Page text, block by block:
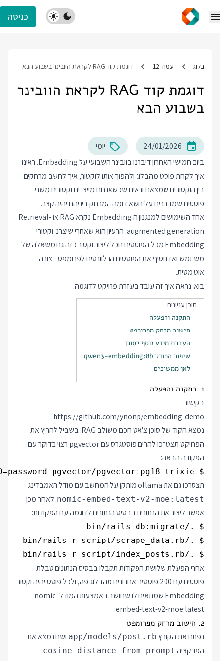
כניסה
בלוג עמוד 12 דוגמת קוד RAG לקראת הוובינר בשבוע הבא
דוגמת קוד RAG לקראת הוובינר
בשבוע הבא
24/01/2026
יומי
ביום חמישי האחרון דיברנו בוובינר השבועי על Embedding. ראינו
איך לקחת פוסט מהבלוג ולהפוך אותו לוקטור, איך לחשב מרחקים
בין הוקטורים שמצאנו וראינו שכשאנחנו מייצרים וקטורים משני
פוסטים שמדברים על נושא דומה המרחק ביניהם יהיה קצר.
אחד השימושים למנגנון ה Embedding נקרא RAG או Retrieval-
augmented generation. הרעיון הוא שאחרי שיצרנו וקטורי
Embedding מכל הפוסטים נוכל ליצור וקטור כזה גם משאלה של
משתמש ואז נוסיף את הפוסטים הרלוונטים לפרומפט בצורה
אוטומטית.
בואו נראה איך זה עובד בעזרת פרויקט לדוגמה.
תוכן עניינים
התקנה והפעלה
חישוב מרחק מפרומפט
העברת מידע נוסף לסוכן
שיפור המודל qwen3-embedding:8b
לאן ממשיכים
1. התקנה והפעלה
בקישור:
https://github.com/ynonp/embedding-demo
נמצא הקוד של סוכן צ'אט חכם משולב RAG. בשביל להריץ את
הפרויקט תצטרכו להרים פוסטגרס עם pgvector רצוי בדוקר עם
הפקודה הבאה:
$ docker run --rm -p 5454:5432 -e POSTGRES_PASSWORD=password pgvector/pgvector:pg18-trixie
תצטרכו גם את ollama מותקן על המחשב עם מודל האמבדינג
nomic-embed-text-v2-moe:latest. לאחר מכן
אפשר ליצור את הנתונים בבסיס הנתונים לדוגמה עם הפקודות:
$ ./bin/rails r script/index_posts.rb
אחרי הפעלת שלושת הפקודות תקבלו בבסיס הנתונים טבלת
פוסטים עם 200 פוסטים אחרונים מהבלוג פה, ולכל פוסט יהיה וקטור
Embedding שמתאים לו שחושב באמצעות המודל nomic-
embed-text-v2-moe:latest.
2. חישוב מרחק מפרומפט
נפתח את הקובץ app/models/post.rb ושם נמצא את
הפונקציה cosine_distance_from_prompt
: